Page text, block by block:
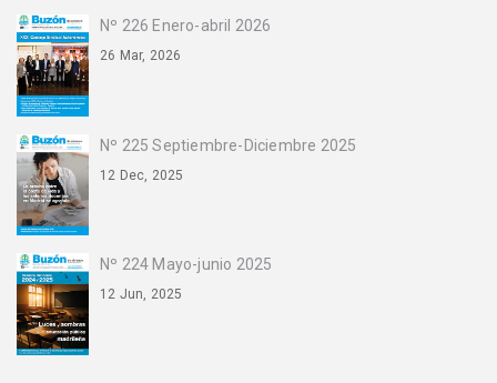
Nº 226 Enero-abril 2026
26 Mar, 2026
Nº 225 Septiembre-Diciembre 2025
12 Dec, 2025
Nº 224 Mayo-junio 2025
12 Jun, 2025